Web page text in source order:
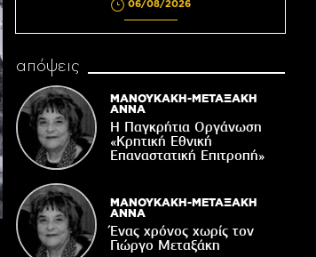
06/08/2026
Η 8η Γιορτή Μπανάνας στην Άρβη με τη
Νέος μετεωρολογικός σταθμός στον
οικισμό του Συκολόγου
05/08/2026
Κορυφώνονται οι «Τέχνες του Νότου»
Γιορτάζει ο Ιερός Ναός του Αφέντη Χριστού
στο Βαχό
04/08/2026
απόψεις
ΜΑΝΟΥΚΑΚΗ-ΜΕΤΑΞΑΚΗ
ΑΝΝΑ
Η Παγκρήτια Οργάνωση
«Κρητική Εθνική
Επαναστατική Eπιτροπή»
ΜΑΝΟΥΚΑΚΗ-ΜΕΤΑΞΑΚΗ
ΑΝΝΑ
Ένας χρόνος χωρίς τον
Γιώργο Μεταξάκη